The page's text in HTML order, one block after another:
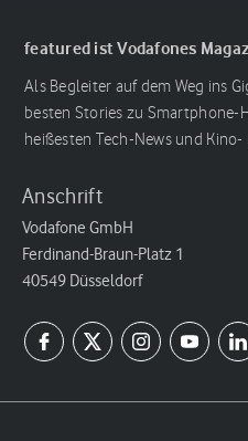
featured ist Vodafones
Als Begleiter auf dem Weg ins
besten Stories zu Smartphone-
heißesten Tech-News und
Anschrift
Vodafone GmbH
Ferdinand-Braun-Platz 1
40549 Düsseldorf